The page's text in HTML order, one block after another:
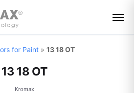
for Paint » 13 18 OT
13 18 OT
Kromax